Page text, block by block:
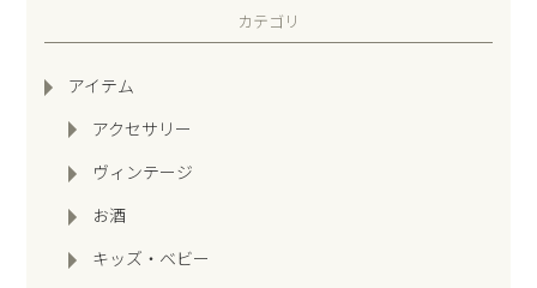
カテゴリ
アイテム
アクセサリー
ヴィンテージ
お酒
キッズ・ベビー